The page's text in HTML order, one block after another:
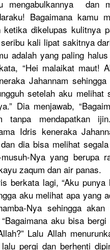
mengabulkannya dan
Bagaimana kamu
ketika dikelupas kulitnya
kali lipat sakitnya
adalah yang paling
“Hei malaikat maut!
Jahannam
setelah aku melihat
.” Dia menjawab,
tanpa mendapatkan
Idris keneraka
dia bisa melihat
h-Nya yang berupa
zaqum dan air panas.
berkata lagi, “Aku
aku melihat apa yang
Nya sehingga akan
aku bisa bergi
Lalu Allah
pergi dan berhenti